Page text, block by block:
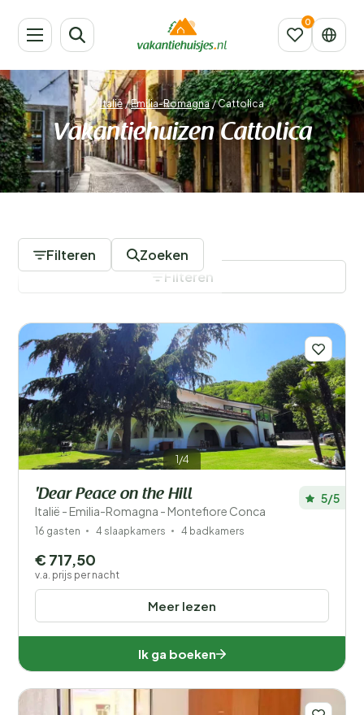
Italië/Emilia-Romagna/Cattolica
Vakantiehuizen Cattolica
Filteren Zoeken
Je vakantie
Kies reisdata en je gezelschap
Wanneer?
Aantal gasten?
Filters opslaan
Filteren
1/4
'Dear Peace on the Hill
Italië - Emilia-Romagna - Montefiore Conca
5/5
16 gasten 4 slaapkamers 4 badkamers
Meer lezen
€ 717,50
v.a. prijs per nacht
Ik ga boeken